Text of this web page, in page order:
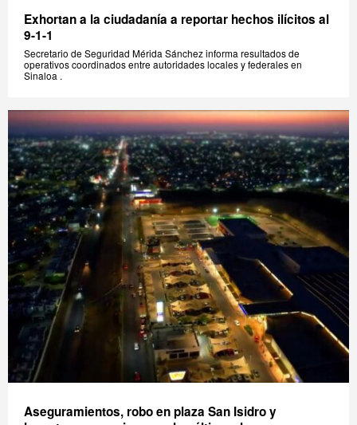
Exhortan a la ciudadanía a reportar hechos ilícitos al
9-1-1
Secretario de Seguridad Mérida Sánchez informa resultados de
operativos coordinados entre autoridades locales y federales en
Sinaloa .
Aseguramientos, robo en plaza San Isidro y